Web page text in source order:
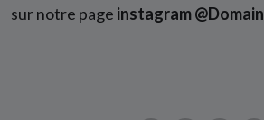
sur notre page instagram